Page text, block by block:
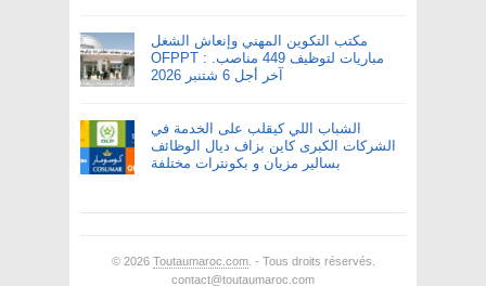
مكتب التكوين المهني وإنعاش الشغل
OFPPT : مباريات لتوظيف 449 مناصب.
آخر أجل 6 شتنبر 2026
الشباب اللي كيقلب على الخدمة في
الشركات الكبرى كاين بزاف ديال الوظائف
بسالير مزيان و بكونترات مختلفة
© 2026 Toutaumaroc.com. - Tous droits réservés.
contact@toutaumaroc.com